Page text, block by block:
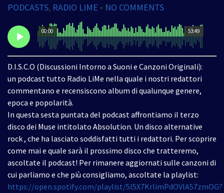
PODCASTS, RADIO LIME • NO COMMENTS
53:49
00:00
D.I.S.C.O (Discussioni Intorno a Suoni e Canzoni Originali):
un podcast tutto Radio LiMe nella quale i nostri redattori
commentano e recensiscono album di qualunque genere,
epoca e popolarità.
In questa sesta puntata del podcast affrontiamo il terzo
disco dei Muse intitolato Absolution. Un disco alternative
rock , che ha lasciato soddisfatti tutti i redattori. Per scoprire
come mai e quale sarà il prossimo disco che tratteremo,
ascoltate il podcast! Per rimanere aggiornati sulle canzoni di
cui parliamo e che più consigliamo, ascoltate la playlist:
https://open.spotify.com/playlist/5l5X7KrlimPdOVIA57zmOG?